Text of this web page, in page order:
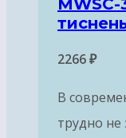
2266₽
В
трудно не